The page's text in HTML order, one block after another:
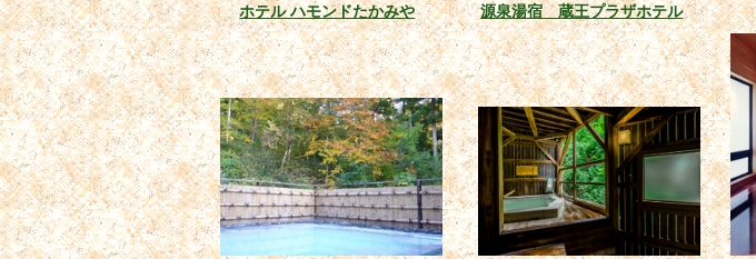
ホテル ハモンドたかみや 源泉湯宿 蔵王プラザホテル